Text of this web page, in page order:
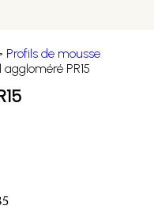
Profils de mousse
PR15